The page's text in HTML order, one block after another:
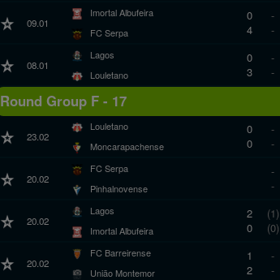
09.01
Imortal Albufeira
FC Serpa
0
4
-
-
08.01
Lagos
Louletano
0
3
-
-
Round Group F - 17
23.02
Louletano
Moncarapachense
0
0
-
-
20.02
FC Serpa
Pinhalnovense
-
-
20.02
Lagos
Imortal Albufeira
2
0
(1)
(0)
20.02
FC Barreirense
União Montemor
1
2
-
-